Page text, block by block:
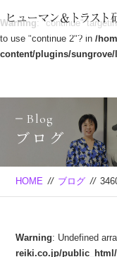
Warning: "continue"
to use "continue 2"? in /
content/plugins/
Blog
ブログ
HOME // ブログ //
Warning: Undefined
reiki.co.jp/